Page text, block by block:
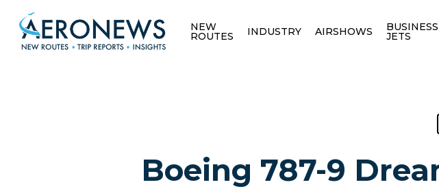
NEW
ROUTES INDUSTRY AIRSHOWS BUSINESS
JETS
Boeing 787-9